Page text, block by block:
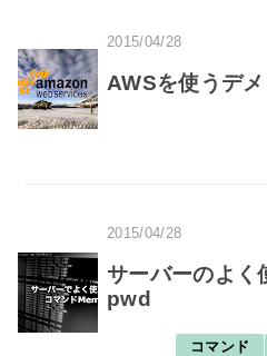
2015/04/28
AWSを使うデメ
2015/04/28
サーバーのよく
pwd
コマンド